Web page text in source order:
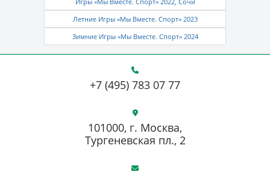
Летние Игры «Мы Вместе. Спорт» 2023
Зимние Игры «Мы Вместе. Спорт» 2024
+7 (495) 783 07 77
101000, г. Москва,
Тургеневская пл., 2